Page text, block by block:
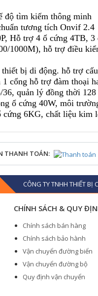
độ tìm kiếm thông minh
tương tích Onvif 2.4
Hỗ trợ 4 ổ cứng 4TB,
1000M), hỗ trợ điều
bị di động. hỗ trợ
cổng hỗ trợ đàm thoại
quản lý đồng thời
ổ cứng 40W, môi
cứng 6KG, chất liệu kim
THANH TOÁN:
CÔNG TY TNHH THIẾT BỊ
CHÍNH SÁCH & QUY
Chính sách bán hàng
Chính sách bảo hành
Vận chuyển đường biển
Vận chuyển đường bộ
Quy định vận chuyển